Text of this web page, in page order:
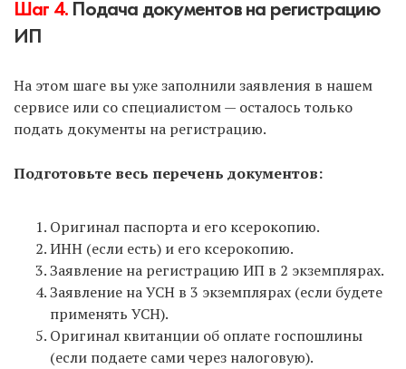
Шаг 4. Подача документов на регистрацию
ИП
На этом шаге вы уже заполнили заявления в нашем
сервисе или со специалистом — осталось только
подать документы на регистрацию.
Подготовьте весь перечень документов:
Оригинал паспорта и его ксерокопию.
ИНН (если есть) и его ксерокопию.
Заявление на регистрацию ИП в 2 экземплярах.
Заявление на УСН в 3 экземплярах (если будете
применять УСН).
Оригинал квитанции об оплате госпошлины
(если подаете сами через налоговую).